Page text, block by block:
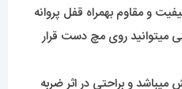
و مقاوم بهمراه قفل پروانه
میتوانید روی مچ دست قرار
و براحتی در اثر ضربه